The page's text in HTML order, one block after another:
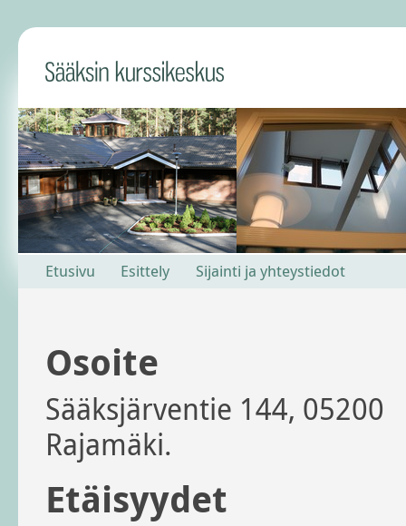
Etusivu Esittely Sijainti ja yhteystiedot
Osoite
Sääksjärventie 144, 05200
Rajamäki.
Etäisyydet